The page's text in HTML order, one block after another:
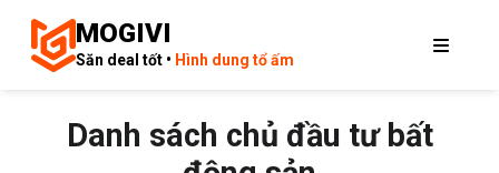
MOGIVI
Săn deal tốt • Hình dung tổ ấm
Danh sách chủ đầu tư bất